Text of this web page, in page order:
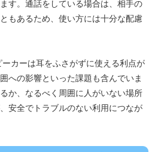
す。通話をしている場合は、相手の
もあるため、使い方には十分な配慮
カーは耳をふさがずに使える利点が
への影響といった課題も含んでいま
か、なるべく周囲に人がいない場所
安全でトラブルのない利用につなが